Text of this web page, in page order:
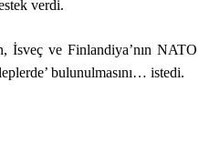
verdi.
İsveç ve Finlandiya’nın NATO
bulunulmasını… istedi.